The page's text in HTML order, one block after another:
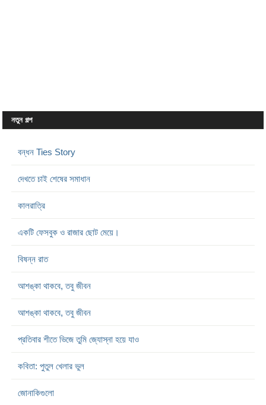
নতুন গল্প
বন্ধন Ties Story
দেখতে চাই শেষের সমাধান
কালরাত্রি
একটি ফেসবুক ও রাজার ছোট মেয়ে।
বিষন্ন রাত
আশঙ্কা থাকবে, তবু জীবন
আশঙ্কা থাকবে, তবু জীবন
প্রতিবার শীতে ভিজে তুমি জ্যোস্না হয়ে যাও
কবিতা: পুতুল খেলার ভুল
জোনাকিগুলো